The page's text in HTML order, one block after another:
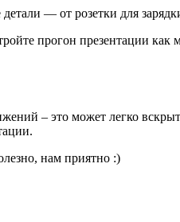
— от розетки для
прогон презентации
– это может легко
нам приятно :)